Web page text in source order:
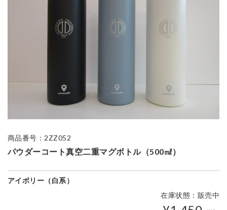
商品番号：2ZZ052
パウダーコート真空二重マグボトル（500㎖）
アイボリー（白系）
在庫状態：販売中